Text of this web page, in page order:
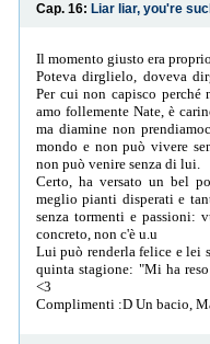
Cap. 16:
Il momento giusto era
Poteva dirglielo, doveva
Per cui non capisco perché
amo follemente Nate, è
ma diamine non
mondo e non può vivere
non può venire senza di lui.
Certo, ha versato un bel
meglio pianti disperati e
senza tormenti e passioni:
concreto, non c'è u.u
Lui può renderla felice e lei
quinta stagione: "Mi ha
<3
Complimenti :D Un bacio,